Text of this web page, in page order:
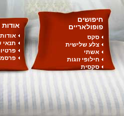
חיפושים
פופולאריים
סקס
צלע שלישית
אשתי
חילופי זוגות
סקסית
אודות
תנאי